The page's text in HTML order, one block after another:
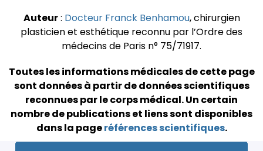
Auteur: Docteur Franck Benhamou, chirurgien
plasticien et esthétique reconnu par l’Ordre des
médecins de Paris n° 75/71917.
Toutes les informations médicales de cette page
sont données à partir de données scientifiques
reconnues par le corps médical.Un certain
nombre de publications et liens sont disponibles
dans la pageréférences scientifiques.